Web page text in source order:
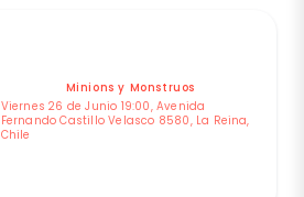
Minions y Monstruos
Viernes 26 de Junio 19:00, Avenida
Fernando Castillo Velasco 8580, La Reina,
Chile